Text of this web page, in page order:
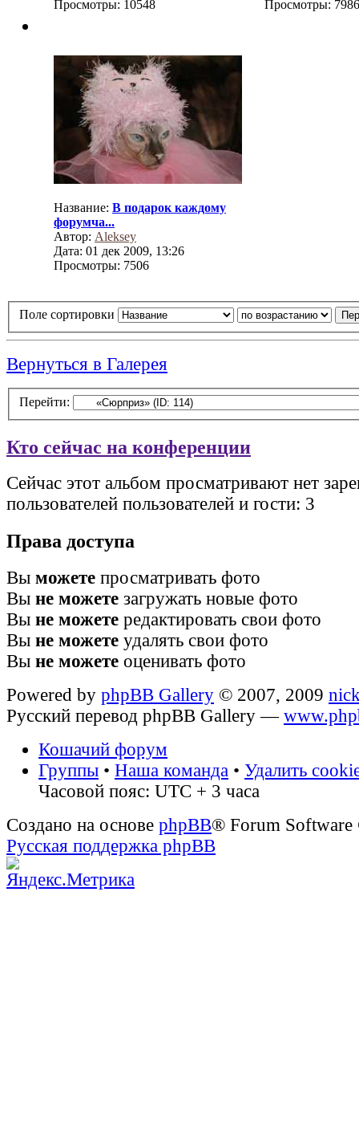
Просмотры: 10548
Просмотры: 7986
Название: В подарок каждому
форумча...
Автор: Aleksey
Дата: 01 дек 2009, 13:26
Просмотры: 7506
Поле сортировки
Вернуться в Галерея
Перейти:
Кто сейчас на конференции
Сейчас этот альбом просматривают нет
пользователей пользователей и гости: 3
Права доступа
Вы можете просматривать фото
Вы не можете загружать новые фото
Вы не можете редактировать свои фото
Вы не можете удалять свои фото
Вы не можете оценивать фото
Powered by phpBB Gallery © 2007, 2009
Русский перевод phpBB Gallery —
Кошачий форум
Группы • Наша команда • Удалить
Часовой пояс: UTC + 3 часа
Создано на основе phpBB® Forum
Русская поддержка phpBB